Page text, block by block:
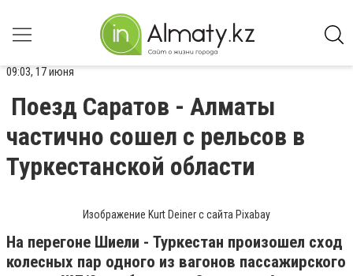
09:03, 17 июня
Поезд Саратов - Алматы
частично сошел с рельсов в
Туркестанской области
Изображение Kurt Deiner с сайта Pixabay
На перегоне Шиели - Туркестан произошел сход
колесных пар одного из вагонов пассажирского